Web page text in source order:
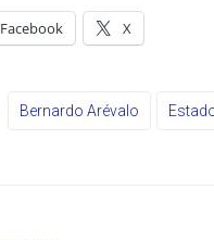
Facebook X
Bernardo Arévalo